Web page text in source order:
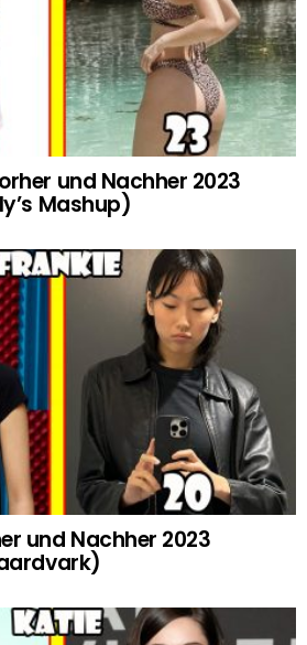
und Nachher 2023
Mashup)
und Nachher 2023